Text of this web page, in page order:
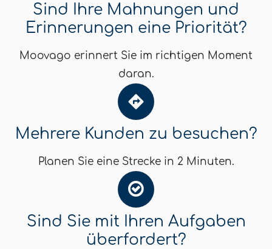
Sind Ihre Mahnungen und
Erinnerungen eine Priorität?
Moovago erinnert Sie im richtigen Moment
daran.
Mehrere Kunden zu besuchen?
Planen Sie eine Strecke in 2 Minuten.
Sind Sie mit Ihren Aufgaben
überfordert?